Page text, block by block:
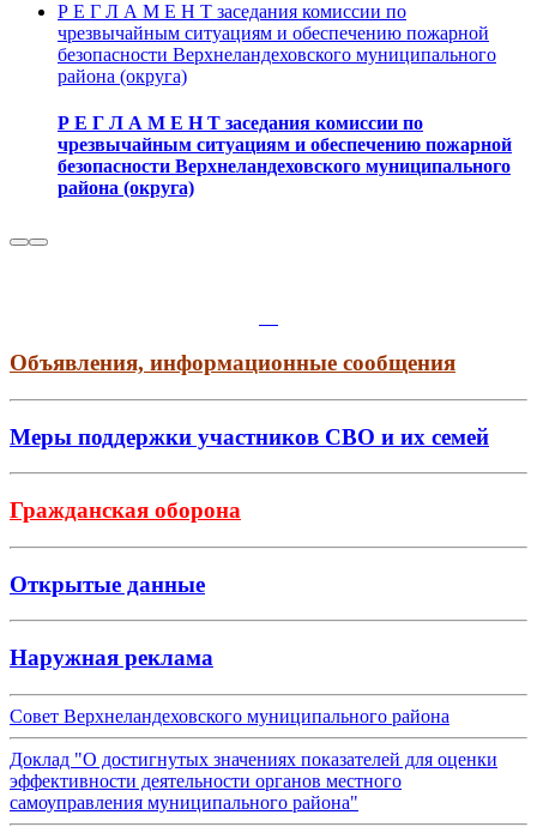
Р Е Г Л А М Е Н Т заседания комиссии по
чрезвычайным ситуациям и обеспечению пожарной
безопасности Верхнеландеховского муниципального
района (округа)
Р Е Г Л А М Е Н Т заседания комиссии по
чрезвычайным ситуациям и обеспечению пожарной
безопасности Верхнеландеховского муниципального
района (округа)
Объявления, информационные сообщения
Меры поддержки участников СВО и их семей
Гражданская оборона
Открытые данные
Наружная реклама
Совет Верхнеландеховского муниципального района
Доклад "О достигнутых значениях показателей для оценки
эффективности деятельности органов местного
самоуправления муниципального района"